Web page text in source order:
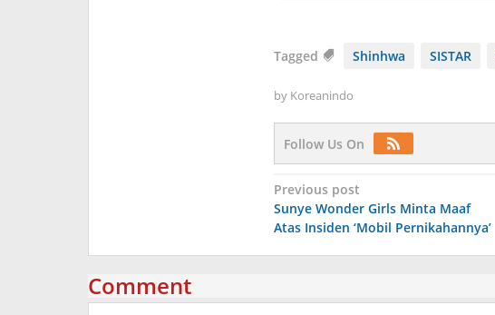
Tagged Shinhwa SISTAR
by Koreanindo
Follow Us On
Post
navigation
Previous post
Sunye Wonder Girls Minta Maaf
Atas Insiden ‘Mobil Pernikahannya’
Comment